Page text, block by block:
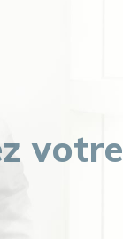
à re-
une